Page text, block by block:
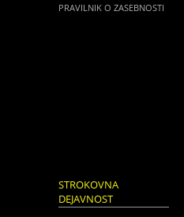
PRAVILNIK O ZASEBNOSTI
STROKOVNA
DEJAVNOST